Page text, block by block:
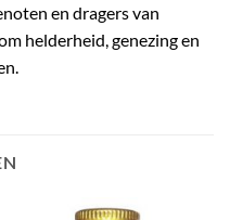
en dragers van
helderheid, genezing en